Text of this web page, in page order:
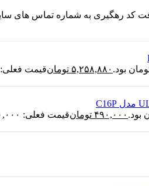
۵,۲۵۸,۸۸۰ تومانقیمت فعلی: ۵,۲۵۸,۸۸۰ تومان.
۴۹۰,۰۰۰ تومانقیمت فعلی: ۴۹۰,۰۰۰ تومان.